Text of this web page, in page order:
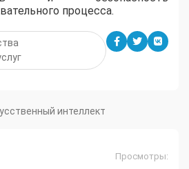
процесса.
интеллект
Просмотры: